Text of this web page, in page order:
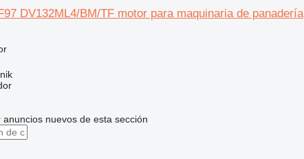
DV132ML4/BM/TF motor para maquinaria de panadería
nuevos de esta sección